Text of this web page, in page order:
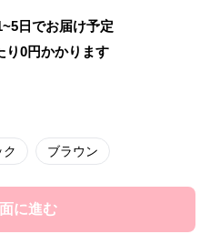
日でお届け予定
り0円かかります
ク ブラウン
に進む